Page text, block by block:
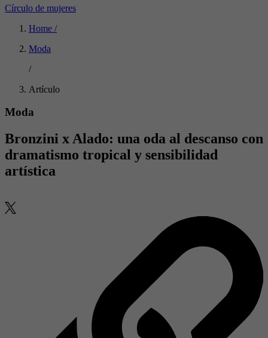
Círculo de mujeres
Home /
Moda
/
Artículo
Moda
Bronzini x Alado: una oda al descanso con
dramatismo tropical y sensibilidad
artística